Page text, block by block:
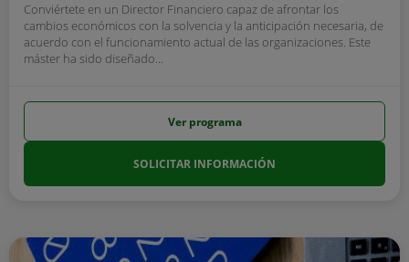
Conviértete en un Director Financiero capaz de afrontar los
cambios económicos con la solvencia y la anticipación necesaria, de
acuerdo con el funcionamiento actual de las organizaciones. Este
máster ha sido diseñado...
Ver programa
SOLICITAR INFORMACIÓN